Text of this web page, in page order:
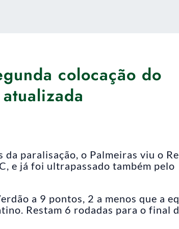
colocação do
paralisação, o Palmeiras viu o
e já foi ultrapassado também pelo
a 9 pontos, 2 a menos que a
Restam 6 rodadas para o final